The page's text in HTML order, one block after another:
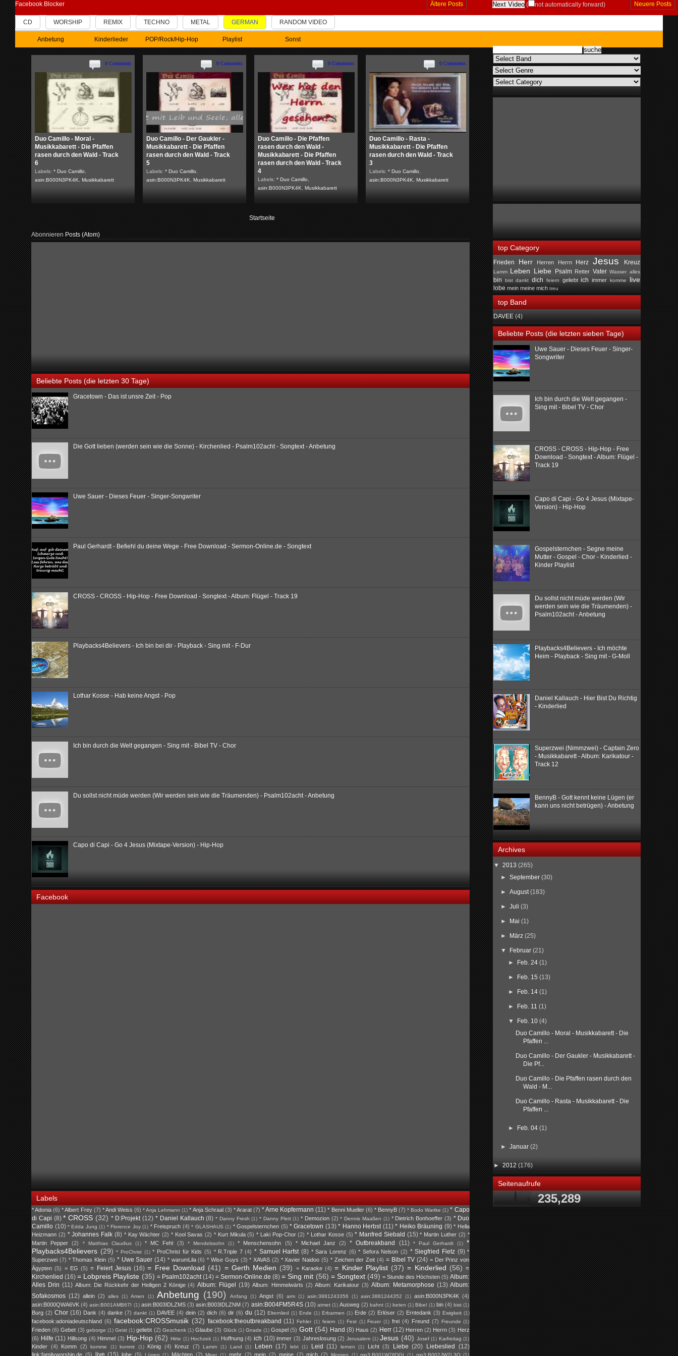
CD WORSHIP REMIX TECHNO METAL GERMAN RANDOM VIDEO
Anbetung Kinderlieder POP/Rock/Hip-Hop Playlist Sonst
Facebook Blocker
0 Comments
Duo Camillo - Moral -
Musikkabarett - Die Pfaffen
rasen durch den Wald - Track
6
Labels:* Duo Camillo
asin:B000N3PK4K ,Musikkabarett
0 Comments
Duo Camillo - Der Gaukler -
Musikkabarett - Die Pfaffen
rasen durch den Wald - Track
5
Labels:* Duo Camillo
asin:B000N3PK4K ,Musikkabarett
0 Comments
Duo Camillo - Die Pfaffen
rasen durch den Wald -
Musikkabarett - Die Pfaffen
rasen durch den Wald - Track
4
Labels:* Duo Camillo
asin:B000N3PK4K ,Musikkabarett
0 Comments
Duo Camillo - Rasta -
Musikkabarett - Die Pfaffen
rasen durch den Wald - Track
3
Labels:* Duo Camillo
asin:B000N3PK4K ,Musikkabarett
Neuere Posts
Ältere Posts ( not automatically forward)
Startseite
AbonnierenPosts (Atom)
Beliebte Posts (die letzten 30 Tage)
Gracetown - Das ist unsre Zeit - Pop
Die Gott lieben (werden sein wie die Sonne) - Kirchenlied - Psalm102acht - Songtext - Anbetung
Uwe Sauer - Dieses Feuer - Singer-Songwriter
Paul Gerhardt - Befiehl du deine Wege - Free Download - Sermon-Online.de - Songtext
CROSS - CROSS - Hip-Hop - Free Download - Songtext - Album: Flügel - Track 19
Playbacks4Believers - Ich bin bei dir - Playback - Sing mit - F-Dur
Lothar Kosse - Hab keine Angst - Pop
Ich bin durch die Welt gegangen - Sing mit - Bibel TV - Chor
Du sollst nicht müde werden (Wir werden sein wie die Träumenden) - Psalm102acht - Anbetung
Capo di Capi - Go 4 Jesus (Mixtape-Version) - Hip-Hop
Facebook
Labels
* Adonia (6) * Albert Frey (7) * Andi Weiss (6) * Anja Lehmann (1) * Anja Schraal (3) * Ararat (7) * Arne Kopfermann (11) * Benni Mueller (6) * BennyB (7) * Bodo Wartke (1) * Capo
di Capi (8) * CROSS (32) * D:Projekt (12) * Daniel Kallauch (8) * Danny Fresh (1) * Danny Plett (1) * Demozion (2) * Dennis Maaßen (1) * Dietrich Bonhoeffer (3) * Duo
Camillo (10) * Edda Jung (1) * Florence Joy (1) * Freispruch (4) * GLASHAUS (1) * Gospelsternchen (5) * Gracetown (13) * Hanno Herbst (11) * Heiko Bräuning (9) * Hella
Heizmann (2) * Johannes Falk (8) * Kay Wächter (2) * Kool Savas (2) * Kurt Mikula (5) * Laki Pop-Chor (2) * Lothar Kosse (5) * Manfred Siebald (15) * Martin Luther (2) *
Martin Pepper
(2) * Matthias Claudius (1) * MC Fehl (3) * Mendelssohn (1) * Menschensohn (5) * Michael Janz (2) * Outbreakband (11) * Paul Gerhardt (1)
*
Playbacks4Believers (29) * ProChrist (1) * ProChrist für Kids (5) * R.Triple 7 (4) * Samuel Harfst (8) * Sara Lorenz (6) * Sefora Nelson (2) * Siegfried Fietz (9) *
Superzwei (7) * Thomas Klein (5) * Uwe Sauer (14) * warumLila (6) * Wise Guys (3) * XAVAS (2) * Xavier Naidoo (5) * Zeichen der Zeit (4) = Bibel TV (24) = Der Prinz von
Ägypten (5) = EG (5) = Feiert Jesus (16) = Free Download (41) = Gerth Medien (39) = Karaoke (4) = Kinder Playlist (37) = Kinderlied (56) =
Kirchenlied (16) = Lobpreis Playliste (35) = Psalm102acht (14) = Sermon-Online.de (8) = Sing mit (56) = Songtext (49) = Stunde des Höchsten (5) Album:
Alles Drin (11) Album: Die Rückkehr der Heiligen 2 Könige (4) Album: Flügel (19) Album: Himmelwärts (2) Album: Karikatour (3) Album: Metamorphose (13) Album:
Sofakosmos (12) allein (2) alles (1) Amen (1) Anbetung (190) Anfang (1) Angst (6) arm (1) asin:3881243356 (1) asin:3881244352 (1) asin:B000N3PK4K (4)
asin:B000QWA6VK (4) asin:B001AMB67I (1) asin:B003IDLZMS (3) asin:B003IDLZNM (7) asin:B004FM5R4S (10) atmet (1) Ausweg (2) bahnt (1) beten (1) Bibel (1) bin (4) bist (1)
Burg (2) Chor (16) Dank (4) danke (7) dankt (1) DAVEE (4) dein (2) dich (6) dir (6) du (12) Elternlied (1) Ende (1) Erbarmen (1) Erde (2) Erlöser (2) Erntedank (3) Ewigkeit (1)
facebook:adoniadeutschland (6) facebook:CROSSmusik (32) facebook:theoutbreakband (11) Fehler (1) feiern (1) Fest (1) Feuer (1) frei (4) Freund (7) Freunde (1)
Frieden (6) Gebet (3) geborge (1) Geist (1) geliebt (2) Geschenk (1) Glaube (3) Glück (1) Gnade (1) Gospel (5) Gott (54) Hand (8) Haus (2) Herr (12) Herren (2) Herrn (3) Herz
(6) Hilfe (11) Hillsong (4) Himmel (3) Hip-Hop (62) Hirte (1) Hochzeit (1) Hoffnung (4) ich (10) immer (3) Jahreslosung (2) Jerusalem (1) Jesus (40) Josef (1) Karfreitag (1)
Kinder (4) Komm (2) komme (1) kommt (1) König (4) Kreuz (7) Lamm (1) Land (1) Leben (17) lebt (1) Leid (11) lernen (1) Licht (3) Liebe (20) Liebeslied (12)
link:familyworship.de (5) live (15) lobe (5) Lügen (1) Mächten (2) Meer (1) mehr (2) mein (2) meine (2) mich (2) Morgen (1) mp3:B001W78DGI (1) mp3:B002JW7L3Q (1)
top Category
Frieden Herr Herren Herrn Herz Jesus Kreuz
Lamm Leben Liebe Psalm Retter Vater Wasser alles
bin bist dankt dich feiern geliebt ich immer komme live
lobe mein meine mich treu
top Band
DAVEE (4)
Beliebte Posts (die letzten sieben Tage)
Uwe Sauer - Dieses Feuer - Singer-
Songwriter
Ich bin durch die Welt gegangen -
Sing mit - Bibel TV - Chor
CROSS - CROSS - Hip-Hop - Free
Download - Songtext - Album: Flügel -
Track 19
Capo di Capi - Go 4 Jesus (Mixtape-
Version) - Hip-Hop
Gospelsternchen - Segne meine
Mutter - Gospel - Chor - Kinderlied -
Kinder Playlist
Du sollst nicht müde werden (Wir
werden sein wie die Träumenden) -
Psalm102acht - Anbetung
Playbacks4Believers - Ich möchte
Heim - Playback - Sing mit - G-Moll
Daniel Kallauch - Hier Bist Du Richtig
- Kinderlied
Superzwei (Nimmzwei) - Captain Zero
- Musikkabarett - Album: Karikatour -
Track 12
BennyB - Gott kennt keine Lügen (er
kann uns nicht betrügen) - Anbetung
Archives
▼ 2013 (265)
►September(30)
►August(183)
►Juli(3)
► Mai(1)
► März(25)
▼ Februar(21)
► Feb. 24 (1)
► Feb. 15 (13)
► Feb. 14 (1)
► Feb. 11 (1)
▼ Feb. 10 (4)
Duo Camillo - Moral - Musikkabarett - Die
Pfaffen ...
Duo Camillo - Der Gaukler - Musikkabarett -
Die Pf...
Duo Camillo - Die Pfaffen rasen durch den
Wald - M...
Duo Camillo - Rasta - Musikkabarett - Die
Pfaffen ...
► Feb. 04 (1)
►Januar(2)
► 2012 (176)
Seitenaufrufe
235,289